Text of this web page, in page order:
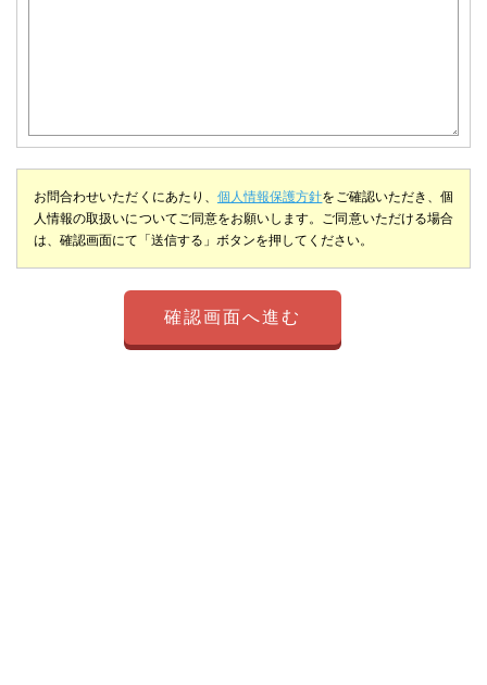
お問合わせいただくにあたり、 個人情報保護方針をご確認いただき、個
人情報の取扱いについてご同意をお願いします。ご同意いただける場合
は、確認画面にて「送信する」ボタンを押してください。